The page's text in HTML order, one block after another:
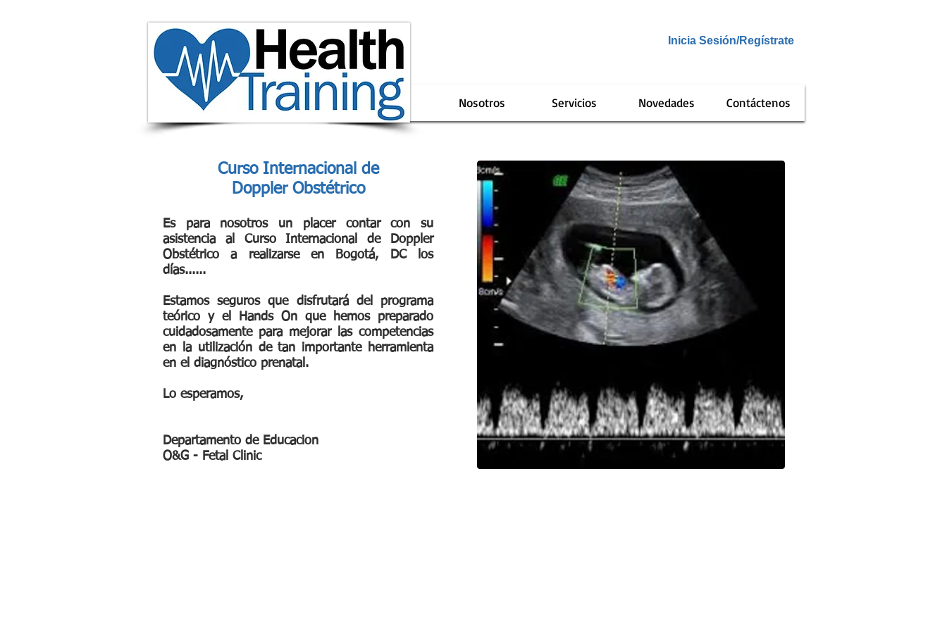
Nosotros Servicios Novedades Contáctenos
Inicia Sesión/Regístrate
Curso Internacional de
Doppler Obstétrico
Es para nosotros un placer contar con su
asistencia al Curso Internacional de Doppler
Obstétrico a realizarse en Bogotá, DC los
días......
Estamos seguros que disfrutará del programa
teórico y el Hands On que hemos preparado
cuidadosamente para mejorar las competencias
en la utilización de tan importante herramienta
en el diagnóstico prenatal.
Lo esperamos,
Departamento de Educacion
O&G - Fetal Clinic